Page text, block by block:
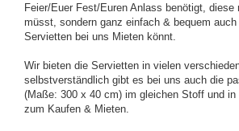
Feier/Euer Fest/Euren Anlass benötigt, diese
müsst, sondern ganz einfach & bequem
Servietten bei uns Mieten könnt.
Wir bieten die Servietten in vielen
selbstverständlich gibt es bei uns auch die
(Maße: 300 x 40 cm) im gleichen Stoff und in
zum Kaufen & Mieten.